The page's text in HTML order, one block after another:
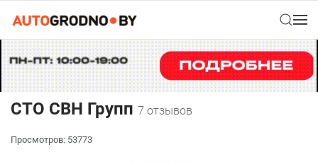
CTO СВН Групп 7 отзывов
Просмотров: 53773